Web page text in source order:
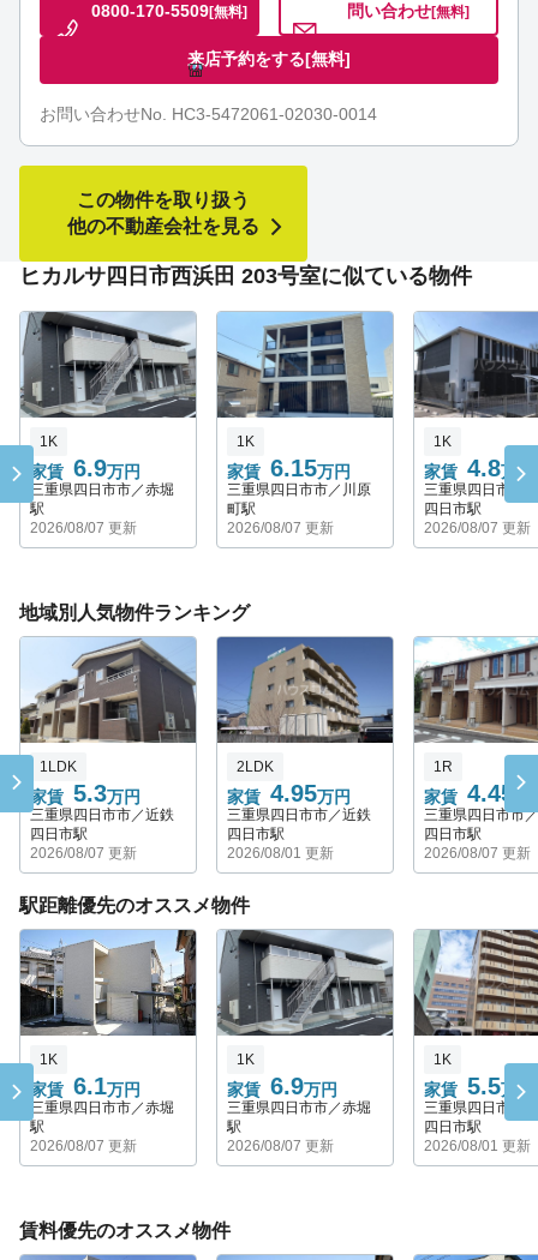
0800-170-5509[無料] 問い合わせ[無料]
来店予約をする[無料]
お問い合わせNo. HC3-5472061-02030-0014
この物件を取り扱う
他の不動産会社を見る
ヒカルサ四日市西浜田 203号室に似ている物件
家賃 6.9万円
1K
三重県四日市市／赤堀
駅
2026/08/07 更新
家賃 6.15万円
1K
三重県四日市市／川原
町駅
2026/08/07 更新
家賃 4.8万円
1K
三重県四日市市
四日市駅
2026/08/07 更新
地域別人気物件ランキング
家賃 5.3万円
1LDK
三重県四日市市／近鉄
四日市駅
2026/08/07 更新
家賃 4.95万円
2LDK
三重県四日市市／近鉄
四日市駅
2026/08/01 更新
家賃 4.45
1R
三重県四日市市
四日市駅
2026/08/07 更新
駅距離優先のオススメ物件
家賃 6.1万円
1K
三重県四日市市／赤堀
駅
2026/08/07 更新
家賃 6.9万円
1K
三重県四日市市／赤堀
駅
2026/08/07 更新
家賃 5.5万円
1K
三重県四日市市
四日市駅
2026/08/01 更新
賃料優先のオススメ物件